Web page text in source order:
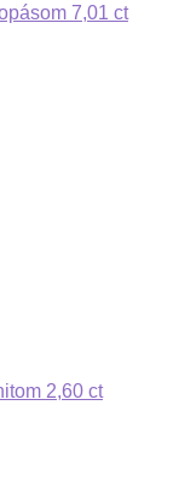
7,01 ct
2,60 ct